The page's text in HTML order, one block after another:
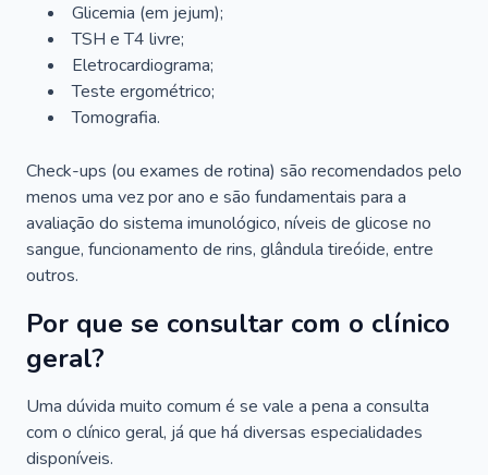
Glicemia (em jejum);
TSH e T4 livre;
Eletrocardiograma;
Teste ergométrico;
Tomografia.
Check-ups (ou exames de rotina) são recomendados pelo
menos uma vez por ano e são fundamentais para a
avaliação do sistema imunológico, níveis de glicose no
sangue, funcionamento de rins, glândula tireóide, entre
outros.
Por que se consultar com o clínico
geral?
Uma dúvida muito comum é se vale a pena a consulta
com o clínico geral, já que há diversas especialidades
disponíveis.